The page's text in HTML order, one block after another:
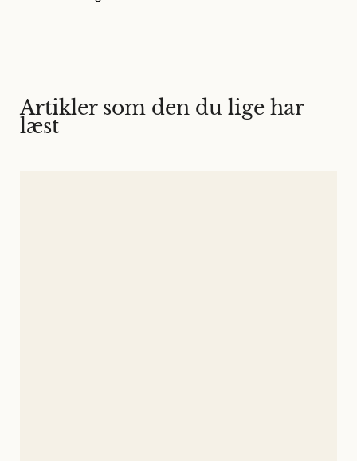
Artikler som den du lige har
læst